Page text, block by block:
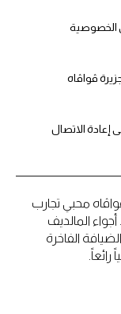
الخصوصية
ڤواڤاه
إعادة الاتصال
محبي تجارب
المالديف
الفاخرة